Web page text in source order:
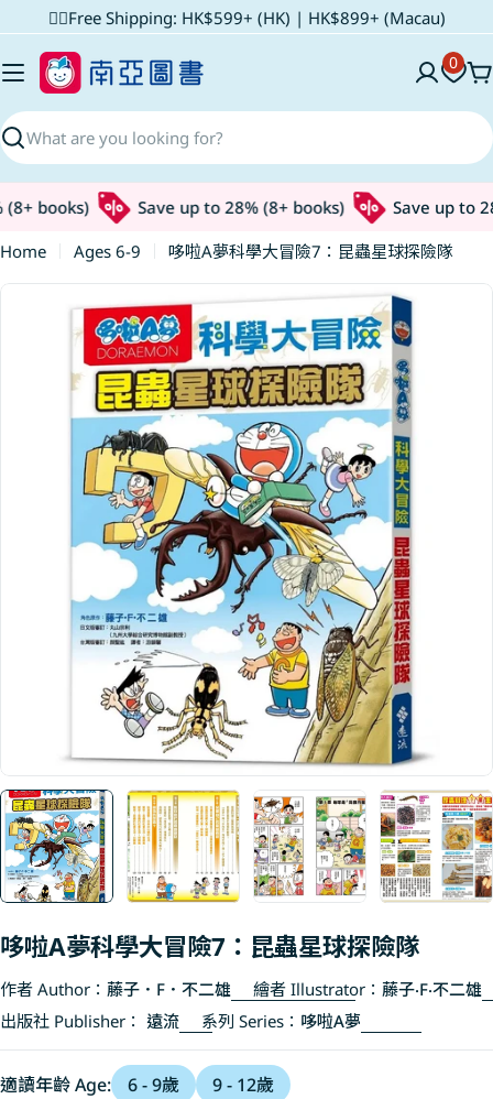
to
content
✌🏼Free Shipping: HK$599+ (HK) | HK$899+ (Macau)
Search
0
books) Save up to 28% (8+ books)
Save up to
Home
Ages 6-9
哆啦A夢科學大冒險7：昆蟲星球探險隊
Skip
information
Open media 0 in modal
哆啦A夢科學大冒險7：昆蟲星球探險隊
作者 Author： 藤子．F．不二雄 繪者 Illustrator： 藤子‧F‧不二雄
出版社 Publisher： 遠流 系列 Series： 哆啦A夢
適讀年齡 Age: 6 - 9歲 9 - 12歲